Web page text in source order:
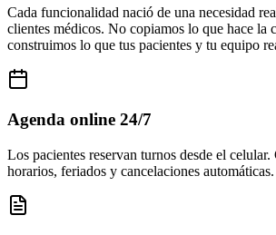
Cada funcionalidad nació de una necesidad
clientes médicos. No copiamos lo que hace la
construimos lo que tus pacientes y tu equipo
Agenda online 24/7
Los pacientes reservan turnos desde el
horarios, feriados y cancelaciones automáticas.